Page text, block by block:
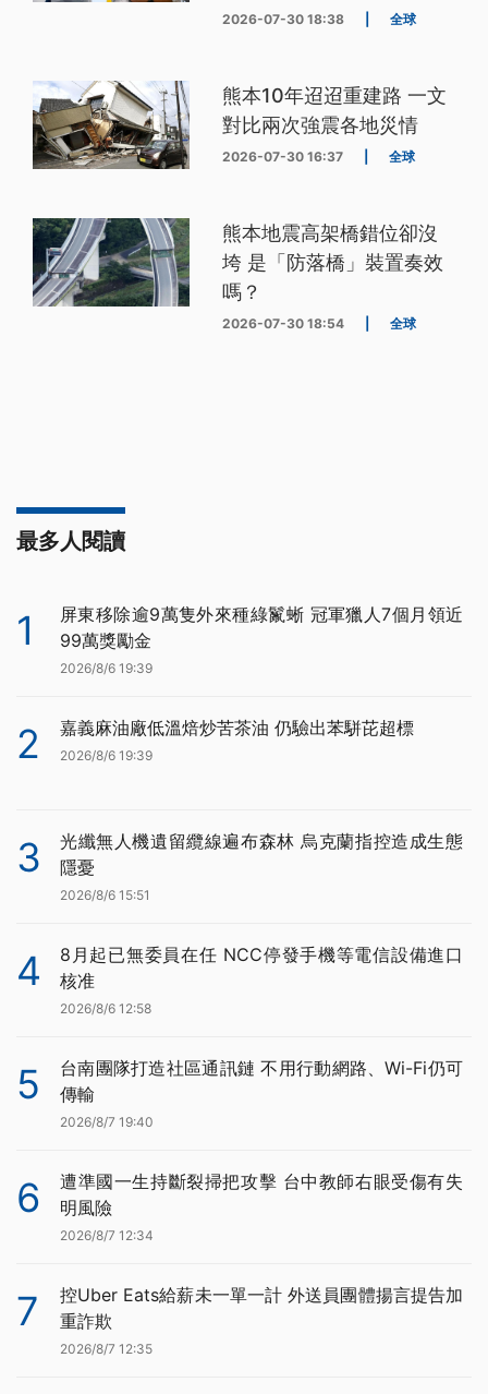
2026-07-30 18:38 全球
熊本10年迢迢重建路 一文
對比兩次強震各地災情
2026-07-30 16:37 全球
熊本地震高架橋錯位卻沒
垮 是「防落橋」裝置奏效
嗎？
2026-07-30 18:54 全球
最多人閱讀
1
屏東移除逾9萬隻外來種綠鬣蜥 冠軍獵人7個月領近
99萬獎勵金
2026/8/6 19:39
2 嘉義麻油廠低溫焙炒苦茶油 仍驗出苯駢芘超標
2026/8/6 19:39
3
光纖無人機遺留纜線遍布森林 烏克蘭指控造成生態
隱憂
2026/8/6 15:51
4
8月起已無委員在任 NCC停發手機等電信設備進口
核准
2026/8/6 12:58
5
台南團隊打造社區通訊鏈 不用行動網路、Wi-Fi仍可
傳輸
2026/8/7 19:40
6
遭準國一生持斷裂掃把攻擊 台中教師右眼受傷有失
明風險
2026/8/7 12:34
7
控Uber Eats給薪未一單一計 外送員團體揚言提告加
重詐欺
2026/8/7 12:35